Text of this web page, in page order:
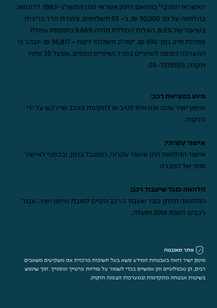
האשראי המרבי" בהתאם לחוק אשראי הוגן התשנ"ג-1993. לדוגמא:
בהלוואה על סך 30,000 ₪, ב- 55 תשלומים, צמודת מדד בריבית
בשיעור של 8.5%, העלות הכוללת תהיה 9.66% בתוספת עמלת
פתיחת תיק בסך 490 ₪. *סה"כ תשלומי לקוח – 36,817 ₪. יובהר כי
ההערכה כפופה לשינויים במדד ושינויים נוספים. אפעל 35 פתח
תקווה, 03-7215555
.
סיוע במציאת רכב:
מימון ישיר אינה אחראית לטיב או לתקינות הרכב שיירכש על ידי
הלקוח.
אישור עקרוני:
אישור ההלוואה הינו אישור עקרוני, המוגבל בזמן, ובכפוף לאישור
סופי של החברה.
הלוואה כנגד שיעבוד רכב:
ההלוואה תינתן כנגד שעבוד הרכב הקיים לטובת מימון ישיר. עבור
רכבים משנת 2014 ומעלה.
אתר מאובטח
מימון ישיר רואה באבטחת המידע נושא בעל חשיבות מרכזית אנו משקיעים משאבים
רבים, הן טכנולוגיים והן אנושיים בכדי לשמור על סודיות פרטייך ונתונייך. תוך שימוש
בשיטות אבטחה מתקדמות ובמערכות הצפנה חזקות.